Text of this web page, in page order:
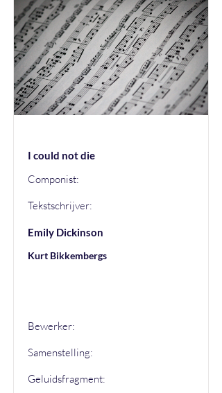
I could not die
Componist:
Tekstschrijver:
Emily Dickinson
Kurt Bikkembergs
Bewerker:
Samenstelling:
Geluidsfragment: